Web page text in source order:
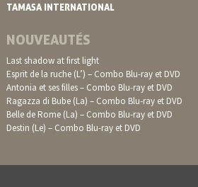
TAMASA INTERNATIONAL
NOUVEAUTÉS
Last shadow at first light
Esprit de la ruche (L’) – Combo Blu-ray et DVD
Antonia et ses filles – Combo Blu-ray et DVD
Ragazza di Bube (La) – Combo Blu-ray et DVD
Belle de Rome (La) – Combo Blu-ray et DVD
Destin (Le) – Combo Blu-ray et DVD